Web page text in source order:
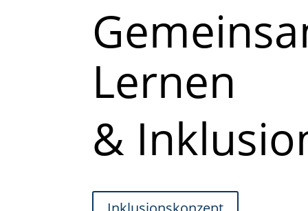
Lernen
&